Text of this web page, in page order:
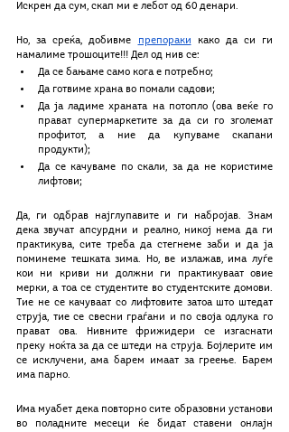
Искрен да сум, скап ми е лебот од 60 денари.
Но, за среќа, добивме препораки како да си ги
намалиме трошоците!!! Дел од нив се:
Да се бањаме само кога е потребно;
Да готвиме храна во помали садови;
Да ја ладиме храната на потопло (ова веќе го
прават супермаркетите за да си го зголемат
профитот, а ние да купуваме скапани
продукти);
Да се качуваме по скали, за да не користиме
лифтови;
Да, ги одбрав најглупавите и ги набројав. Знам
дека звучат апсурдни и реално, никој нема да ги
практикува, сите треба да стегнеме заби и да ја
поминеме тешката зима. Но, ве излажав, има луѓе
кои ни криви ни должни ги практикуваат овие
мерки, а тоа се студентите во студентските домови.
Тие не се качуваат со лифтовите затоа што штедат
струја, тие се свесни граѓани и по своја одлука го
прават ова. Нивните фрижидери се изгаснати
преку ноќта за да се штеди на струја. Бојлерите им
се исклучени, ама барем имаат за греење. Барем
има парно.
Има муабет дека повторно сите образовни установи
во поладните месеци ќе бидат ставени онлајн